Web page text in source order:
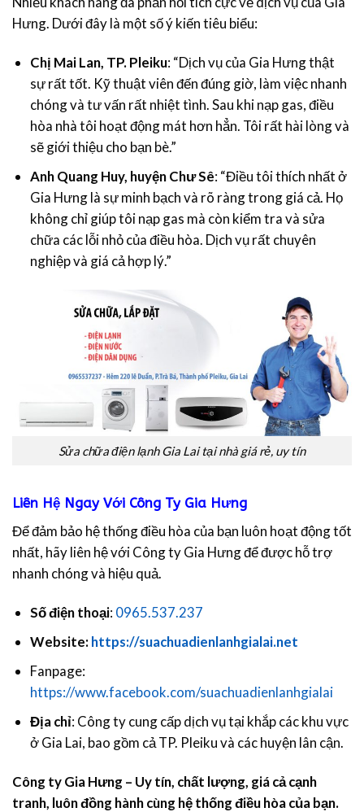
Hưng. Dưới đây là một số ý kiến tiêu biểu:
Chị Mai Lan, TP. Pleiku: “Dịch vụ của Gia Hưng thật
sự rất tốt. Kỹ thuật viên đến đúng giờ, làm việc nhanh
chóng và tư vấn rất nhiệt tình. Sau khi nạp gas, điều
hòa nhà tôi hoạt động mát hơn hẳn. Tôi rất hài lòng và
sẽ giới thiệu cho bạn bè.”
Anh Quang Huy, huyện Chư Sê: “Điều tôi thích nhất ở
Gia Hưng là sự minh bạch và rõ ràng trong giá cả. Họ
không chỉ giúp tôi nạp gas mà còn kiểm tra và sửa
chữa các lỗi nhỏ của điều hòa. Dịch vụ rất chuyên
nghiệp và giá cả hợp lý.”
Sửa chữa điện lạnh Gia Lai tại nhà giá rẻ, uy tín
Liên Hệ Ngay Với Công Ty Gia Hưng
Để đảm bảo hệ thống điều hòa của bạn luôn hoạt động tốt
nhất, hãy liên hệ với Công ty Gia Hưng để được hỗ trợ
nhanh chóng và hiệu quả.
Số điện thoại: 0965.537.237
Website:https://suachuadienlanhgialai.net
Fanpage:
https://www.facebook.com/suachuadienlanhgialai
Địa chỉ: Công ty cung cấp dịch vụ tại khắp các khu vực
ở Gia Lai, bao gồm cả TP. Pleiku và các huyện lân cận.
Công ty Gia Hưng – Uy tín, chất lượng, giá cả cạnh
tranh, luôn đồng hành cùng hệ thống điều hòa của bạn.